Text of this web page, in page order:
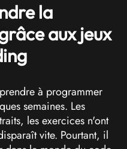
la
aux jeux
à programmer
semaines. Les
les exercices n'ont
vite. Pourtant, il